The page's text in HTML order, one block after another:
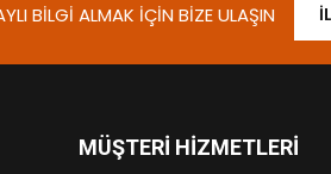
BILGI ALMAK İÇIN BIZE ULAŞIN
MÜŞTERI HIZMETLERI